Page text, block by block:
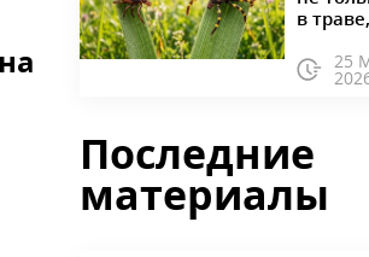
в
25
Последние
материалы